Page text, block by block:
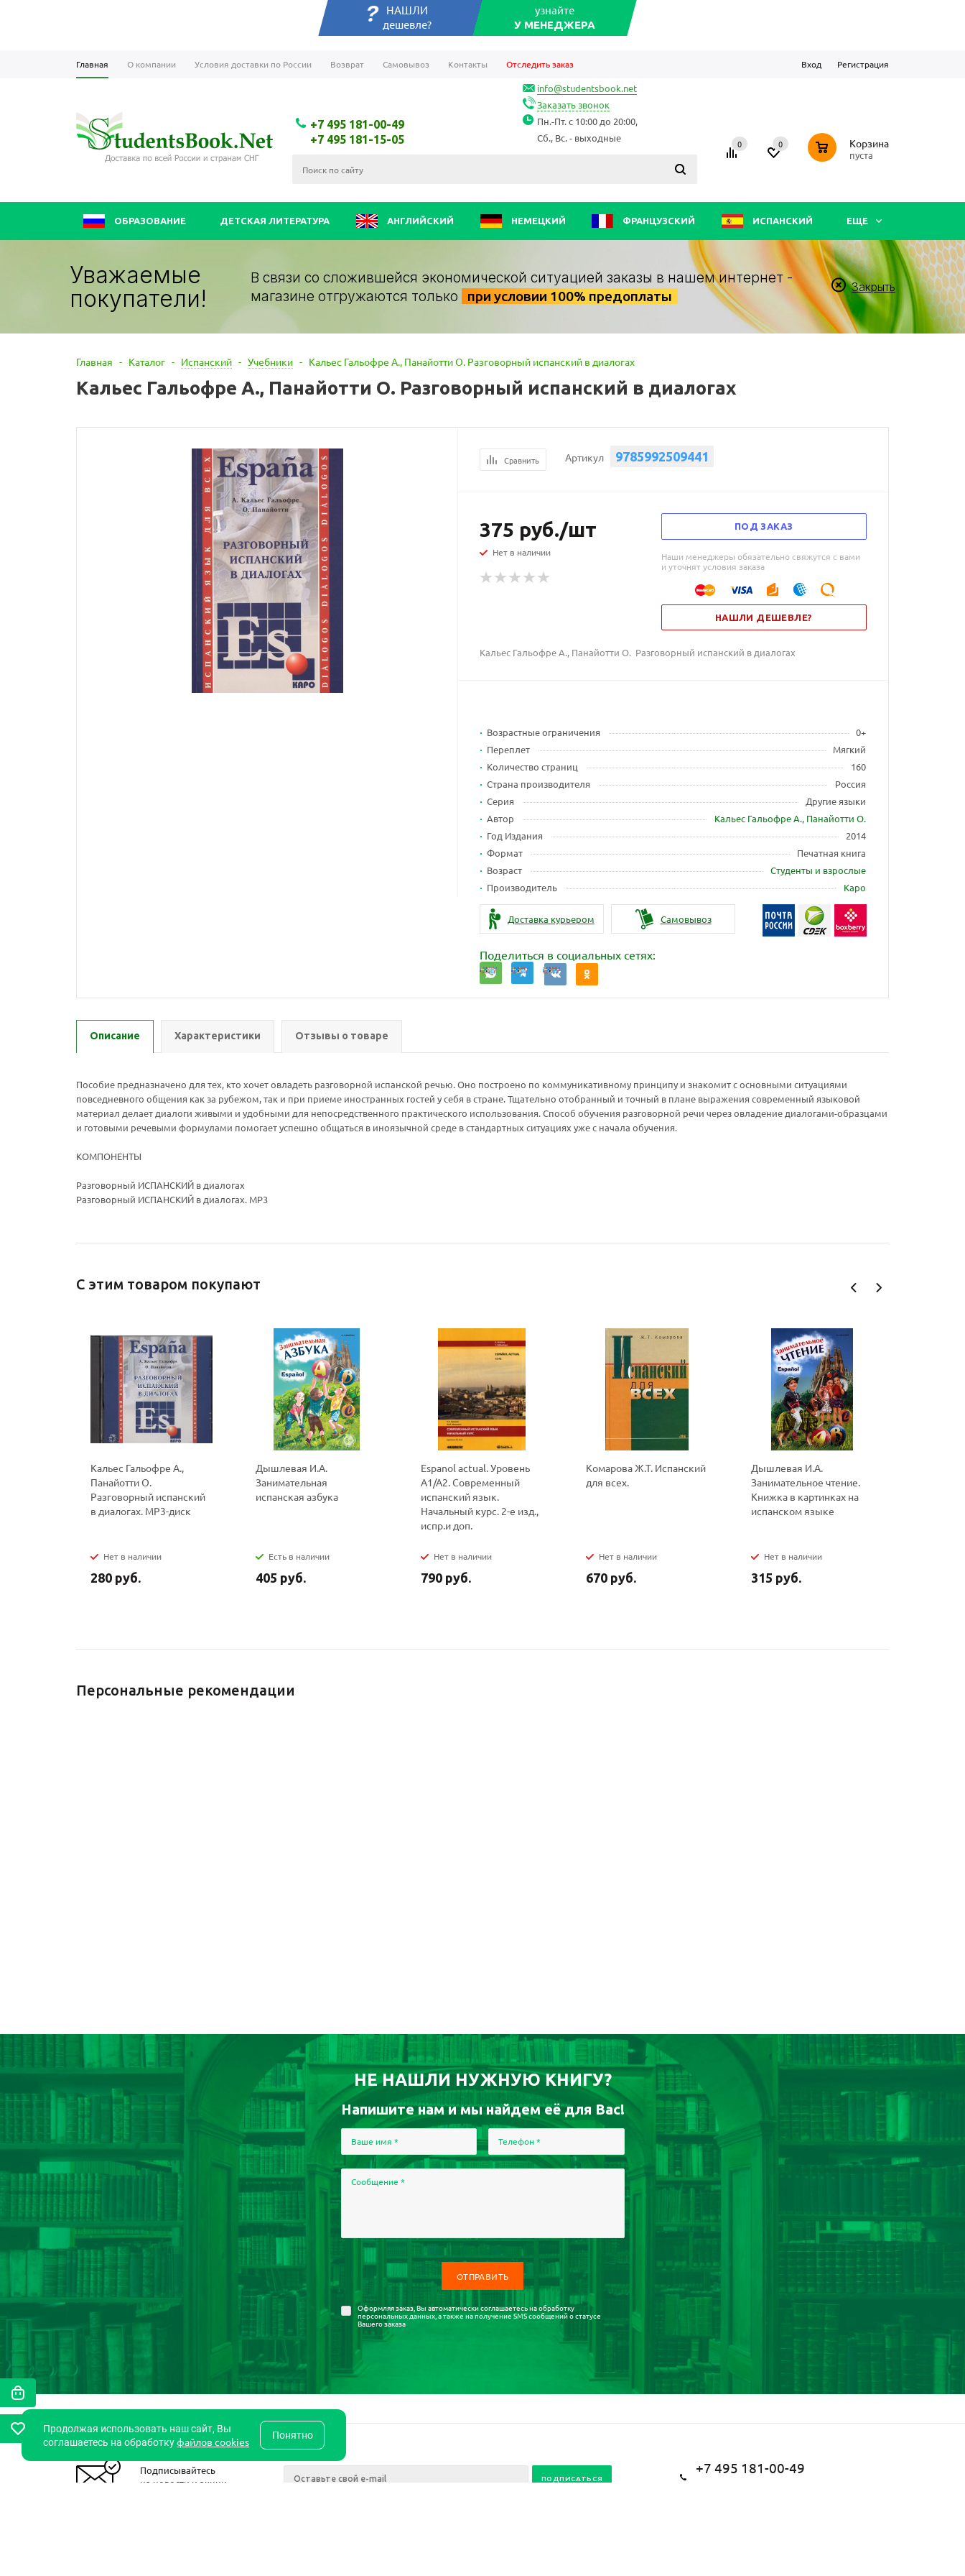
НАШЛИ
дешевле?
узнайте
У МЕНЕДЖЕРА
Главная О компании Условия доставки по России Возврат Самовывоз Контакты Отследить заказ Вход Регистрация
+7 495 181-00-49
+7 495 181-15-05
info@studentsbook.net
Заказать звонок
Пн.-Пт. с 10:00 до 20:00,
Сб., Вс. - выходные
0 0 0 Корзина
пуста
ОБРАЗОВАНИЕ ДЕТСКАЯ ЛИТЕРАТУРА АНГЛИЙСКИЙ НЕМЕЦКИЙ ФРАНЦУЗСКИЙ ИСПАНСКИЙ ЕЩЕ
Уважаемые
покупатели!
В связи со сложившейся экономической ситуацией заказы в нашем интернет -
магазине отгружаются только
при условии 100% предоплаты
Закрыть
Главная - Каталог - Испанский - Учебники - Кальес Гальофре А., Панайотти О. Разговорный испанский в диалогах
Кальес Гальофре А., Панайотти О. Разговорный испанский в диалогах
Сравнить Артикул 9785992509441
375 руб./шт
Нет в наличии
ПОД ЗАКАЗ
Наши менеджеры обязательно свяжутся с вами
и уточнят условия заказа
НАШЛИ ДЕШЕВЛЕ?
Кальес Гальофре А., Панайотти О. Разговорный испанский в диалогах
Возрастные ограничения
0+
Переплет
Мягкий
Количество страниц
160
Страна производителя
Россия
Серия
Другие языки
Автор
Кальес Гальофре А., Панайотти О.
Год Издания
2014
Формат
Печатная книга
Возраст
Студенты и взрослые
Производитель
Каро
Доставка курьером Самовывоз
Поделиться в социальных сетях:
Описание Характеристики Отзывы о товаре
Пособие предназначено для тех, кто хочет овладеть разговорной испанской речью. Оно построено по коммуникативному принципу и знакомит с основными ситуациями
повседневного общения как за рубежом, так и при приеме иностранных гостей у себя в стране. Тщательно отобранный и точный в плане выражения современный языковой
материал делает диалоги живыми и удобными для непосредственного практического использования. Способ обучения разговорной речи через овладение диалогами-образцами
и готовыми речевыми формулами помогает успешно общаться в иноязычной среде в стандартных ситуациях уже с начала обучения.
КОМПОНЕНТЫ
Разговорный ИСПАНСКИЙ в диалогах
Разговорный ИСПАНСКИЙ в диалогах. МР3
С этим товаром покупают
Кальес Гальофре А.,
Панайотти О.
Разговорный испанский
в диалогах. MP3-диск
Нет в наличии
280 руб.
Дышлевая И.А.
Занимательная
испанская азбука
Есть в наличии
405 руб.
Espanol actual. Уровень
А1/А2. Современный
испанский язык.
Начальный курс. 2-е изд.,
испр.и доп.
Нет в наличии
790 руб.
Комарова Ж.Т. Испанский
для всех.
Нет в наличии
670 руб.
Дышлевая И.А.
Занимательное чтение.
Книжка в картинках на
испанском языке
Нет в наличии
315 руб.
Персональные рекомендации
НЕ НАШЛИ НУЖНУЮ КНИГУ?
Напишите нам и мы найдем её для Вас!
Ваше имя * Телефон *
Сообщение *
Оформляя заказ, Вы автоматически соглашаетесь наобработку
персональных данных, а также на получение SMS сообщений о статусе
Вашего заказа
Подписывайтесь
на новости и акции
+7 495 181-00-49
Продолжая использовать наш сайт, Вы
соглашаетесь на обработкуфайлов cookies Понятно